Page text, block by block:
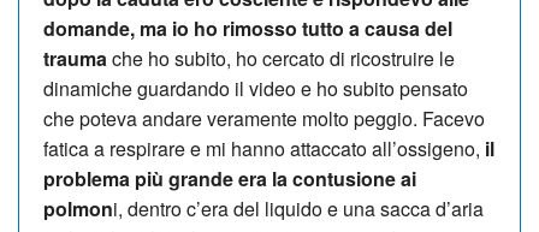
domande, ma io ho rimosso tutto a causa del
traumache ho subito, ho cercato di ricostruire le
dinamiche guardando il video e ho subito pensato
che poteva andare veramente molto peggio. Facevo
fatica a respirare e mi hanno attaccato all’ossigeno, il
problema più grande era la contusione ai
polmoni, dentro c’era del liquido e una sacca d’aria